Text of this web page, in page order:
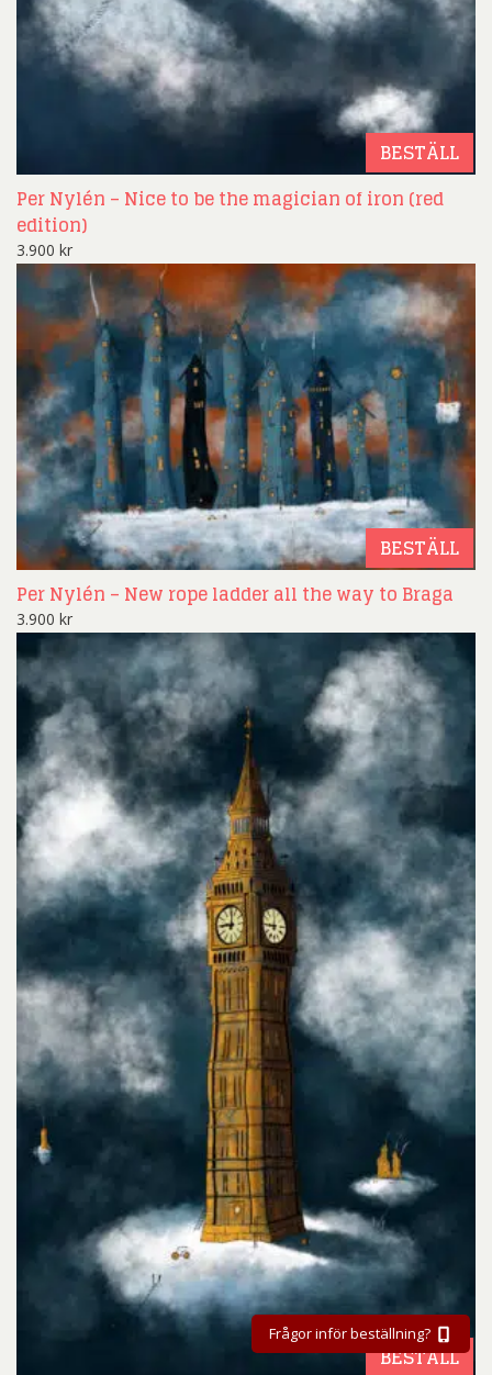
BESTÄLL
Per Nylén – Nice to be the magician of iron (red
edition)
3.900 kr
BESTÄLL
Per Nylén – New rope ladder all the way to Braga
3.900 kr
BESTÄLL
Frågor inför beställning?